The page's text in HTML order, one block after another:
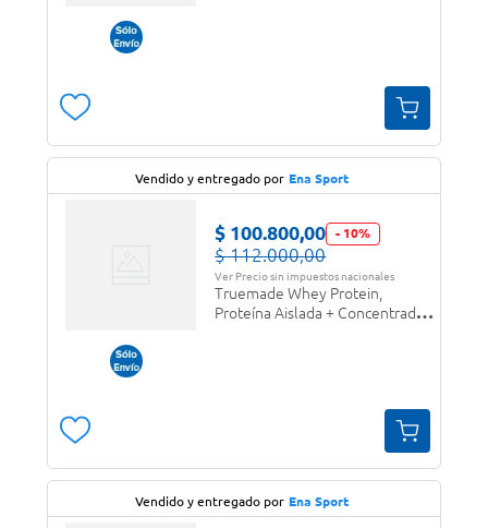
Vendido y entregado por Ena Sport
$ 100.800,00 - 10%
$ 112.000,00
Ver Precio sin impuestos nacionales
Truemade Whey Protein,
Proteína Aislada + Concentrada
Vendido y entregado por Ena Sport